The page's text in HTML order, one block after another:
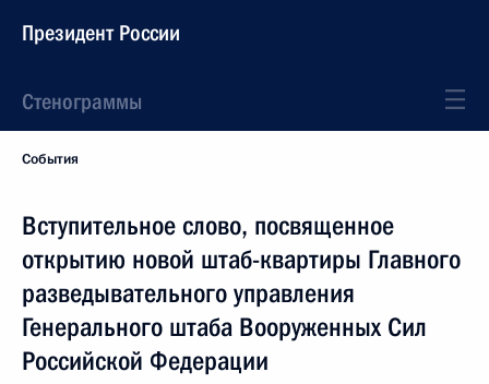
Президент России
Стенограммы
События
Вступительное слово, посвященное
открытию новой штаб-квартиры Главного
разведывательного управления
Генерального штаба Вооруженных Сил
Российской Федерации